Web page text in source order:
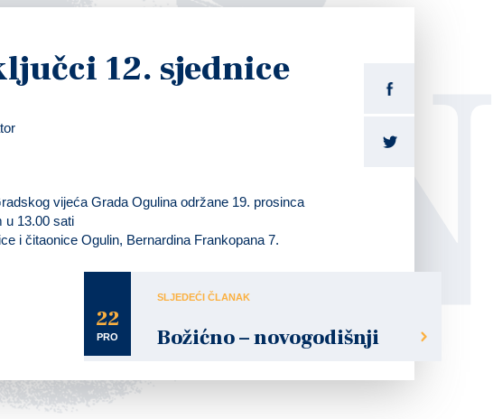
12. sjednice
vijeća Grada Ogulina održane 19. prosinca
u 13.00 sati
i čitaonice Ogulin, Bernardina Frankopana 7.
22
PRO
SLJEDEĆI ČLANAK
Božićno – novogodišnji